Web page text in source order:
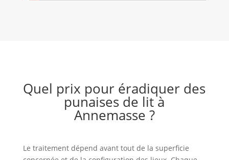
Quel prix pour éradiquer des
punaises de lit à
Annemasse ?
Le traitement dépend avant tout de la superficie